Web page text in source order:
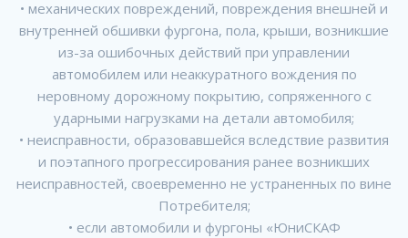
• механических повреждений, повреждения внешней и
внутренней обшивки фургона, пола, крыши, возникшие
из-за ошибочных действий при управлении
автомобилем или неаккуратного вождения по
неровному дорожному покрытию, сопряженного с
ударными нагрузками на детали автомобиля;
• неисправности, образовавшейся вследствие развития
и поэтапного прогрессирования ранее возникших
неисправностей, своевременно не устраненных по вине
Потребителя;
• если автомобили и фургоны «ЮниСКАФ